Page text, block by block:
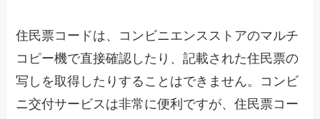
住民票コードは、コンビニエンスストアのマルチ
コピー機で直接確認したり、記載された住民票の
写しを取得したりすることはできません。コンビ
ニ交付サービスは非常に便利ですが、住民票コー